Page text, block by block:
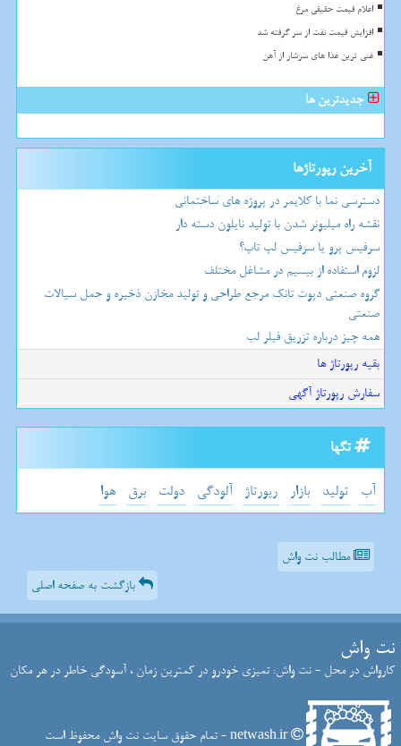
اعلام قیمت حقیقی مرغ
افزایش قیمت نفت از سر گرفته شد
غنی ترین غذا های سرشار از آهن
جدیدترین ها
آخرین رپورتاژها
دسترسی نما با کلایمر در پروژه های ساختمانی
نقشه راه میلیونر شدن با تولید نایلون دسته دار
سرفیس پرو یا سرفیس لپ تاپ؟
لزوم استفاده از بیسیم در مشاغل مختلف
گروه صنعتی دپوت تانک مرجع طراحی و تولید مخازن ذخیره و حمل سیالات
صنعتی
همه چیز درباره تزریق فیلر لب
بقیه رپورتاژ ها
سفارش رپورتاژ آگهی
تگها
آب تولید بازار رپورتاژ آلودگی دولت برق هوا
مطالب نت واش
بازگشت به صفحه اصلی
نت واش
کارواش در محل - نت واش: تمیزی خودرو در کمترین زمان ، آسودگی خاطر در هر مکان
netwash.ir - تمام حقوق سایت نت واش محفوظ است